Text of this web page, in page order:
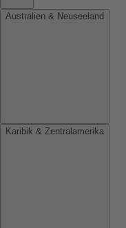
Australien & Neuseeland
Karibik & Zentralamerika